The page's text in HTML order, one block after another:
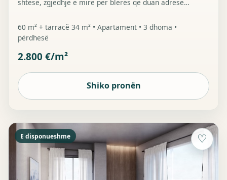
shtesë, zgjedhje e mirë për blerës që duan adresë
60 m² + tarracë 34 m² • Apartament • 3 dhoma •
përdhesë
2.800 €/m²
Shiko pronën
♡
E disponueshme